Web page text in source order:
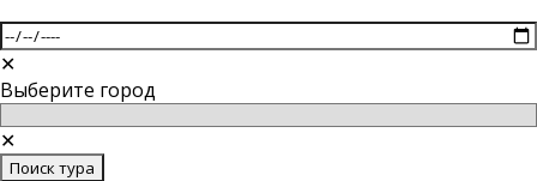
✕
Выберите город
✕
Поиск тура